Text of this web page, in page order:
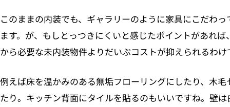
このままの内装でも、ギャラリーのように家具にこだわ
ます。が、もしとっつきにくいと感じたポイントがあれ
から必要な未内装物件よりだいぶコストが抑えられるわけ
例えば床を温かみのある無垢フローリングにしたり、木
たり。キッチン背面にタイルを貼るのもいいですね。壁